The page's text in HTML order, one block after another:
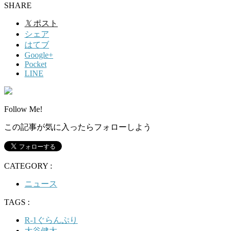
SHARE
𝕏 ポスト
シェア
はてブ
Google+
Pocket
LINE
Follow Me!
この記事が気に入ったらフォローしよう
CATEGORY :
ニュース
TAGS :
R-1ぐらんぷり